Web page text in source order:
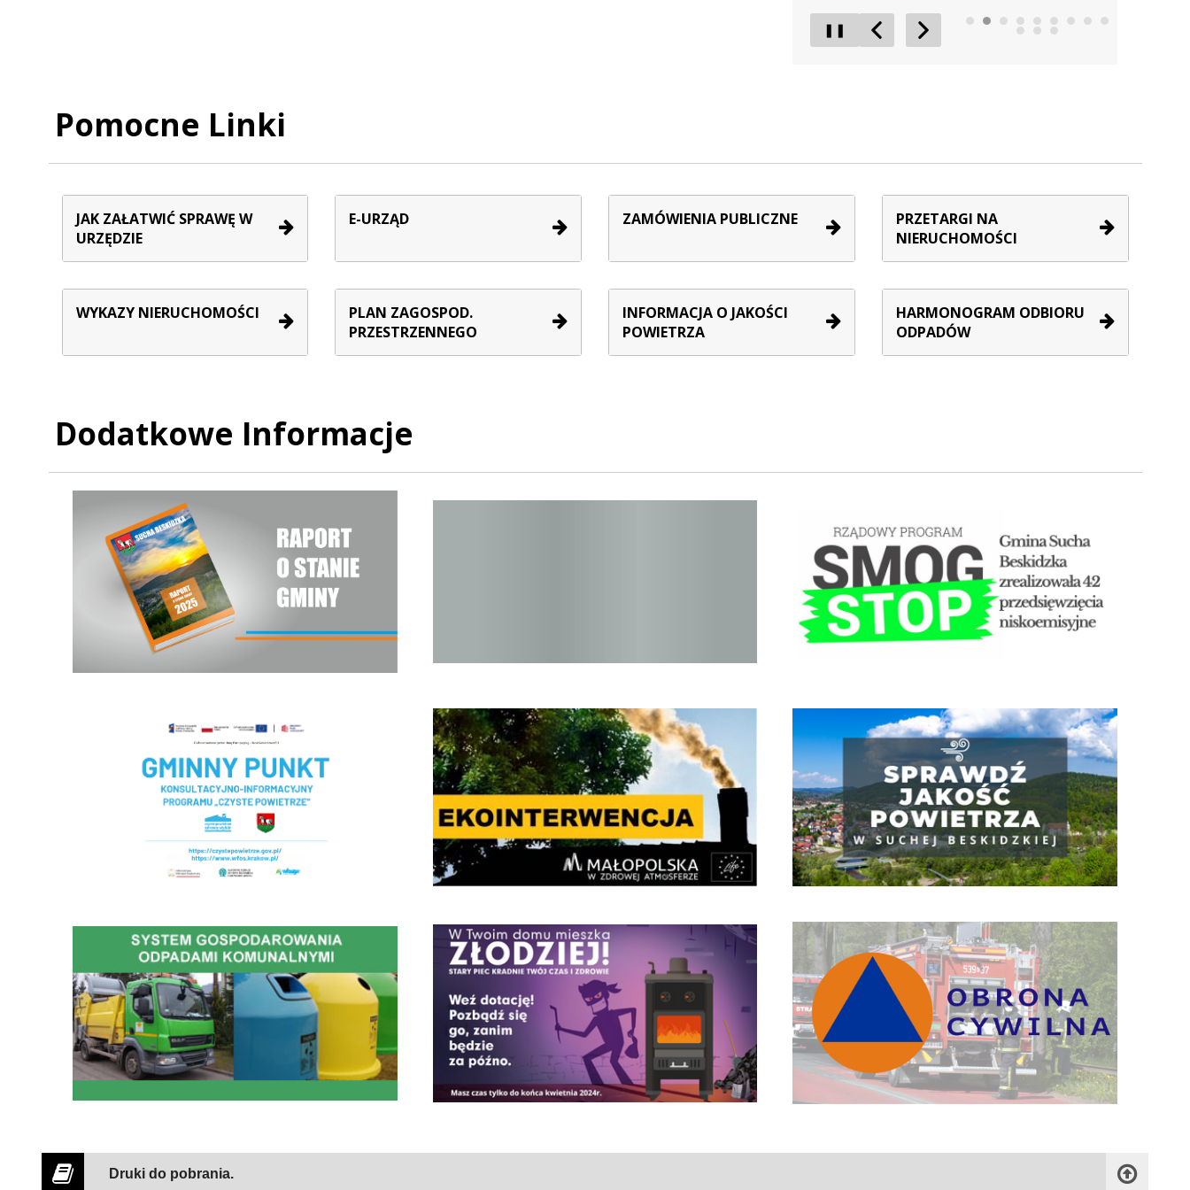
❚❚
Poprzedni Element
Następny Element
Pomocne Linki
JAK ZAŁATWIĆ SPRAWĘ W
URZĘDZIE
E-URZĄD ZAMÓWIENIA PUBLICZNE
PRZETARGI NA
NIERUCHOMOŚCI
WYKAZY NIERUCHOMOŚCI
PLAN ZAGOSPOD.
PRZESTRZENNEGO
INFORMACJA O JAKOŚCI
POWIETRZA
HARMONOGRAM ODBIORU
ODPADÓW
Dodatkowe Informacje
EKOINTERWENCJA
czyste powietrze Obrona Cywilna
Druki do pobrania.